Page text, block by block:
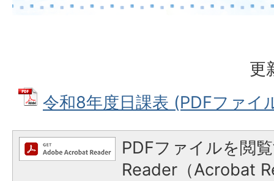
更
令和8年度日課表 (PDFファイ
PDFファイルを閲
Reader（Acrobat